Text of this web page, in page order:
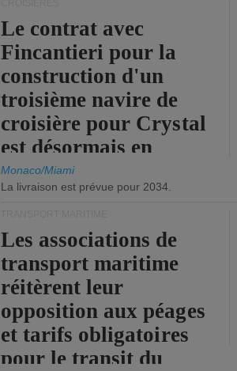
Le contrat avec
Fincantieri pour la
construction d'un
troisième navire de
croisière pour Crystal
est désormais en
vigueur.
Monaco/Miami
La livraison est prévue pour 2034.
Les associations de
transport maritime
réitèrent leur
opposition aux péages
et tarifs obligatoires
pour le transit du